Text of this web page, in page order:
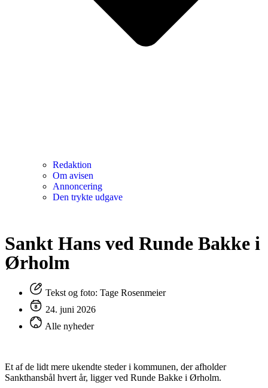
Redaktion
Om avisen
Annoncering
Den trykte udgave
Sankt Hans ved Runde Bakke i
Ørholm
Tekst og foto: Tage Rosenmeier
24. juni 2026
Alle nyheder
Et af de lidt mere ukendte steder i kommunen, der afholder
Sankthansbål hvert år, ligger ved Runde Bakke i Ørholm.